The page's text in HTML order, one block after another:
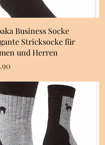
Quick View
Business Socke
Stricksocke für
und Herren